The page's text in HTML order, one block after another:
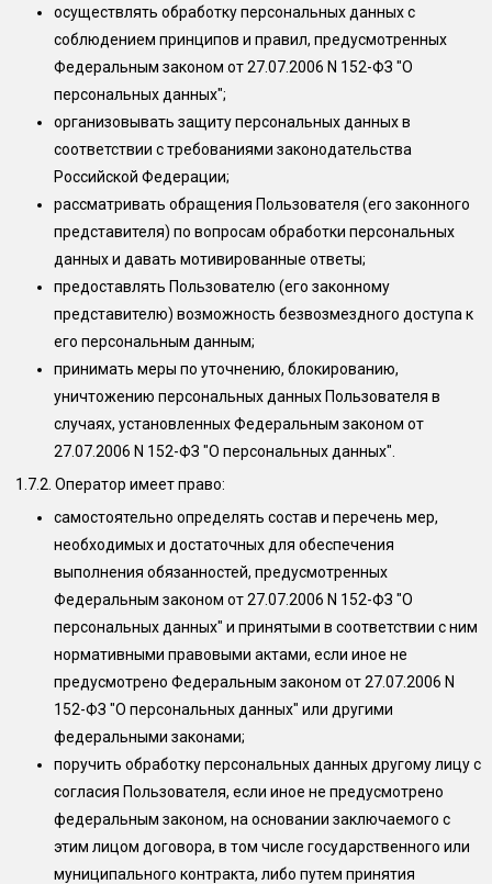
осуществлять обработку персональных данных с
соблюдением принципов и правил, предусмотренных
Федеральным законом от 27.07.2006 N 152-ФЗ "О
персональных данных";
организовывать защиту персональных данных в
соответствии с требованиями законодательства
Российской Федерации;
рассматривать обращения Пользователя (его законного
представителя) по вопросам обработки персональных
данных и давать мотивированные ответы;
предоставлять Пользователю (его законному
представителю) возможность безвозмездного доступа к
его персональным данным;
принимать меры по уточнению, блокированию,
уничтожению персональных данных Пользователя в
случаях, установленных Федеральным законом от
27.07.2006 N 152-ФЗ "О персональных данных".
1.7.2. Оператор имеет право:
самостоятельно определять состав и перечень мер,
необходимых и достаточных для обеспечения
выполнения обязанностей, предусмотренных
Федеральным законом от 27.07.2006 N 152-ФЗ "О
персональных данных" и принятыми в соответствии с ним
нормативными правовыми актами, если иное не
предусмотрено Федеральным законом от 27.07.2006 N
152-ФЗ "О персональных данных" или другими
федеральными законами;
поручить обработку персональных данных другому лицу с
согласия Пользователя, если иное не предусмотрено
федеральным законом, на основании заключаемого с
этим лицом договора, в том числе государственного или
муниципального контракта, либо путем принятия